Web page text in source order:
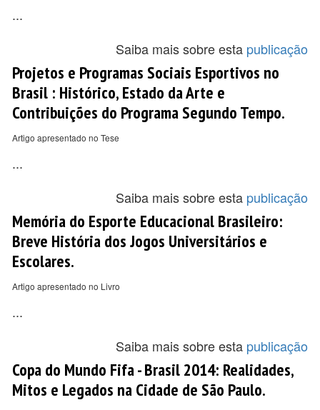
...
Saiba mais sobre esta publicação
Projetos e Programas Sociais Esportivos no
Brasil : Histórico, Estado da Arte e
Contribuições do Programa Segundo Tempo.
Artigo apresentado no Tese
...
Saiba mais sobre esta publicação
Memória do Esporte Educacional Brasileiro:
Breve História dos Jogos Universitários e
Escolares.
Artigo apresentado no Livro
...
Saiba mais sobre esta publicação
Copa do Mundo Fifa - Brasil 2014: Realidades,
Mitos e Legados na Cidade de São Paulo.